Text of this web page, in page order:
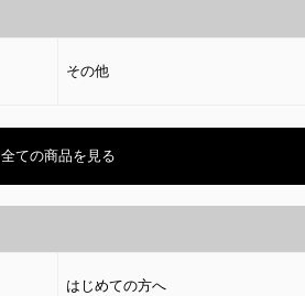
その他
全ての商品を見る
はじめての方へ